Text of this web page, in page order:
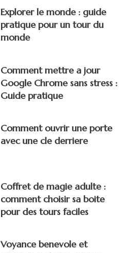
Explorer le monde : guide
pratique pour un tour du
monde
Comment mettre a jour
Google Chrome sans stress :
Guide pratique
Comment ouvrir une porte
avec une cle derriere
Coffret de magie adulte :
comment choisir sa boite
pour des tours faciles
Voyance benevole et